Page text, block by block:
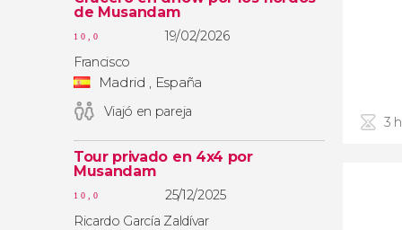
de Musandam
10,0
19/02/2026
Francisco
Madrid , España
Viajó en pareja
Tour privado en 4x4 por
Musandam
10,0
25/12/2025
Ricardo García Zaldívar
3